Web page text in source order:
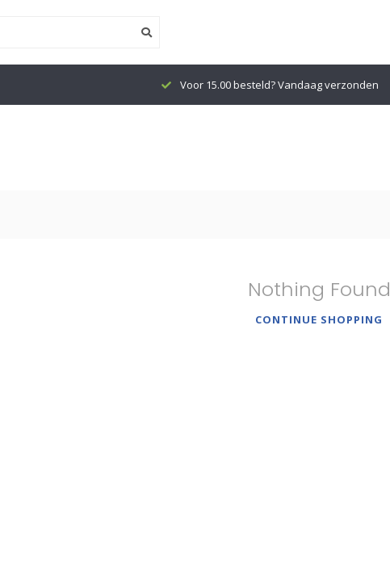
Voor 15.00 besteld? Vandaag verzonden
Nothing Found
CONTINUE SHOPPING